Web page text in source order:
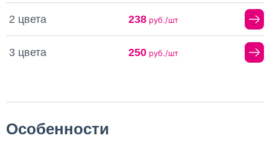
2 цвета 238руб./шт
3 цвета 250руб./шт
Особенности